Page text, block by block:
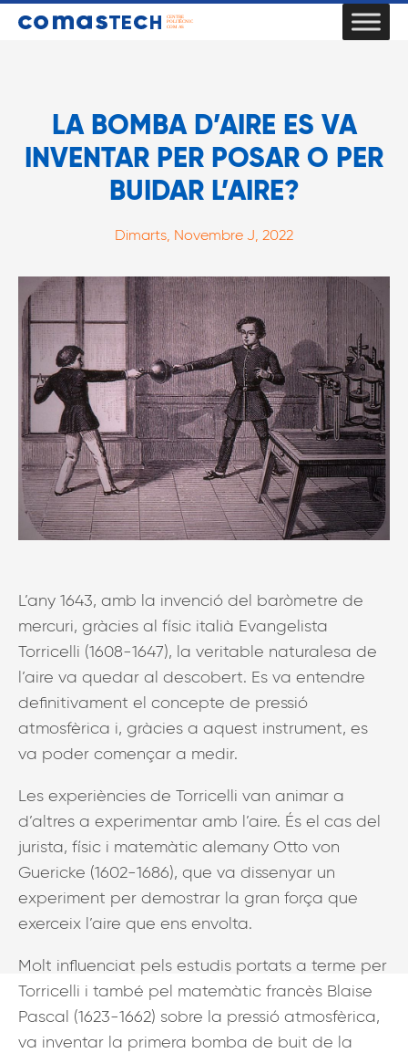
LA BOMBA D’AIRE ES VA
INVENTAR PER POSAR O PER
BUIDAR L’AIRE?
Dimarts, Novembre J, 2022
L’any 1643, amb la invenció del baròmetre de
mercuri, gràcies al físic italià Evangelista
Torricelli (1608-1647), la veritable naturalesa de
l’aire va quedar al descobert. Es va entendre
definitivament el concepte de pressió
atmosfèrica i, gràcies a aquest instrument, es
va poder començar a medir.
Les experiències de Torricelli van animar a
d’altres a experimentar amb l’aire. És el cas del
jurista, físic i matemàtic alemany Otto von
Guericke (1602-1686), que va dissenyar un
experiment per demostrar la gran força que
exerceix l’aire que ens envolta.
Molt influenciat pels estudis portats a terme per
Torricelli i també pel matemàtic francès Blaise
Pascal (1623-1662) sobre la pressió atmosfèrica,
va inventar la primera bomba de buit de la